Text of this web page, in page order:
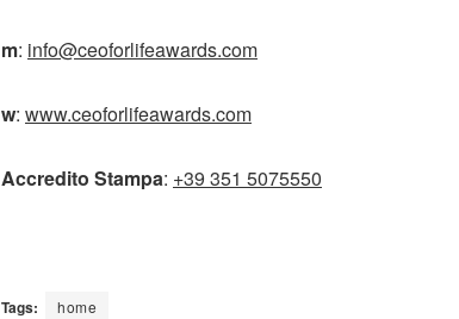
m: info@ceoforlifeawards.com
w: www.ceoforlifeawards.com
Accredito Stampa: +39 351 5075550
Tags: home